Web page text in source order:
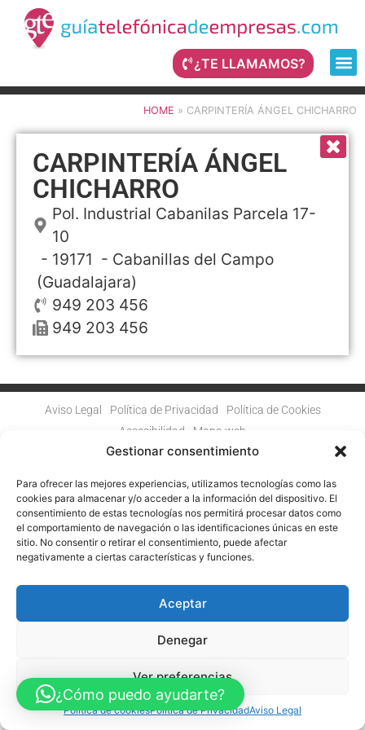
Gestionar consentimiento
Para ofrecer las mejores experiencias, utilizamos tecnologías como las
cookies para almacenar y/o acceder a la información del dispositivo. El
consentimiento de estas tecnologías nos permitirá procesar datos como
el comportamiento de navegación o las identificaciones únicas en este
sitio. No consentir o retirar el consentimiento, puede afectar
negativamente a ciertas características y funciones.
Aceptar
Denegar
Ver preferencias
Política de cookiesPolítica de PrivacidadAviso Legal
¿TE LLAMAMOS?
HOME » CARPINTERÍA ÁNGEL CHICHARRO
CARPINTERÍA ÁNGEL
CHICHARRO
Pol. Industrial Cabanilas Parcela 17-
10
- 19171 - Cabanillas del Campo
(Guadalajara)
949 203 456
949 203 456
Aviso Legal Política de Privacidad
Política de Cookies
Accesibilidad
Mapa web
FINANCIADO POR LA UNIÓN EUROPEA CON EL PROGRAMA KIT
DIGITAL POR LOS FONDOS NEXT GENERATION (EU) DEL
© Guia Telefónica de Empresas – Todos los derechos reservados.
¿Cómo puedo ayudarte?